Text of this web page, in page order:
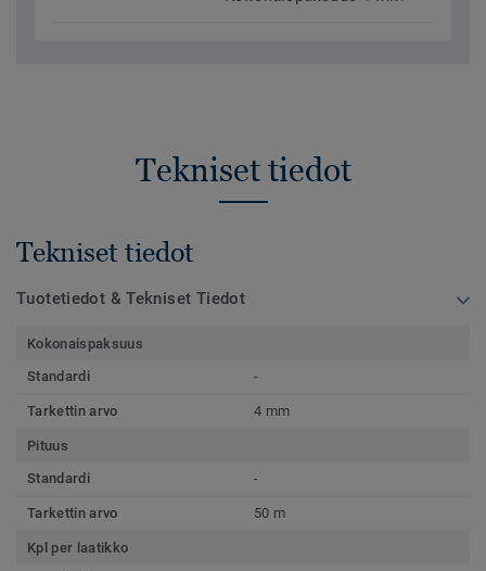
Tekniset tiedot
Tekniset tiedot
Tuotetiedot & Tekniset Tiedot
Kokonaispaksuus
Standardi
-
Tarkettin arvo 4 mm
Pituus
Standardi
-
Tarkettin arvo 50 m
Kpl per laatikko